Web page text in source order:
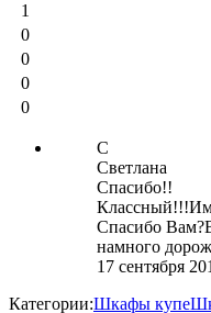
1
0
0
0
0
С
Светлана
Спасибо!!
Спасибо
намного
17 сентября
Категории:Шкафы купе